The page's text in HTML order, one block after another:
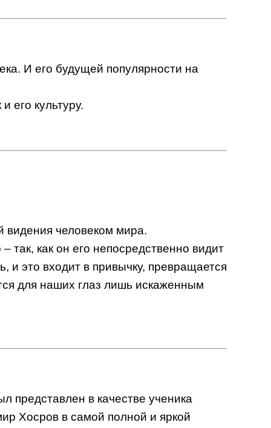
И его будущей популярности на
его культуру.
видения человеком мира.
так, как он его непосредственно видит
это входит в привычку, превращается
для наших глаз лишь искаженным
представлен в качестве ученика
Хосров в самой полной и яркой